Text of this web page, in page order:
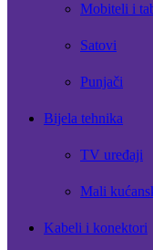
Mobiteli i
Satovi
Punjači
Bijela tehnika
TV uređaji
Mali
Kabeli i konektori